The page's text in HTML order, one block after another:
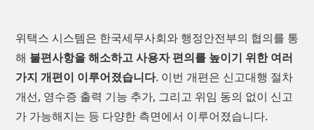
위택스 시스템은 한국세무사회와 행정안전부의 협의를 통
해 불편사항을 해소하고 사용자 편의를 높이기 위한 여러
가지 개편이 이루어졌습니다. 이번 개편은 신고대행 절차
개선, 영수증 출력 기능 추가, 그리고 위임 동의 없이 신고
가 가능해지는 등 다양한 측면에서 이루어졌습니다.